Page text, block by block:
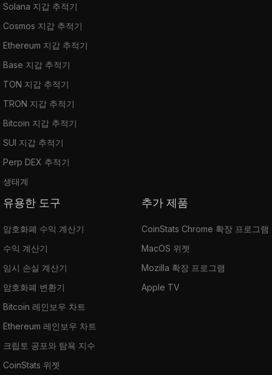
Solana 지갑 추적기
Cosmos 지갑 추적기
Ethereum 지갑 추적기
Base 지갑 추적기
TON 지갑 추적기
TRON 지갑 추적기
Bitcoin 지갑 추적기
SUI 지갑 추적기
Perp DEX 추적기
생태계
유용한 도구
암호화폐 수익 계산기
수익 계산기
임시 손실 계산기
암호화폐 변환기
Bitcoin 레인보우 차트
Ethereum 레인보우 차트
크립토 공포와 탐욕 지수
CoinStats 위젯
추가 제품
CoinStats Chrome 확장 프로그램
MacOS 위젯
Mozilla 확장 프로그램
Apple TV